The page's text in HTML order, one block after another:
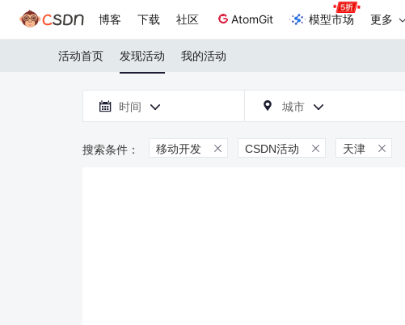
博客 下载 社区 AtomGit 模型市场 更多
活动首页 发现活动 我的活动
 时间   城市 
移动开发  CSDN活动  天津 